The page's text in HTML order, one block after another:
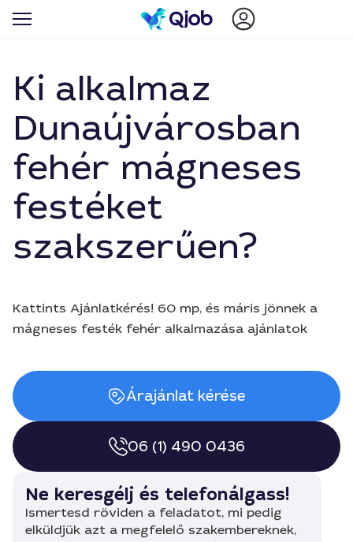
Ki alkalmaz
Dunaújvárosban
fehér mágneses
festéket
szakszerűen?
Kattints Ajánlatkérés! 60 mp, és máris jönnek a
mágneses festék fehér alkalmazása ajánlatok
Árajánlat kérése
06 (1) 490 0436
Ne keresgélj és telefonálgass!
Ismertesd röviden a feladatot, mi pedig
elküldjük azt a megfelelő szakembereknek,